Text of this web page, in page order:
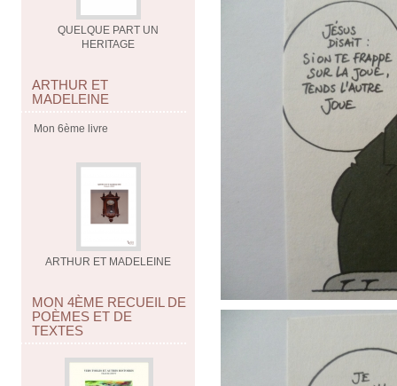
QUELQUE PART UN
HERITAGE
ARTHUR ET
MADELEINE
Mon 6ème livre
ARTHUR ET MADELEINE
MON 4ÈME RECUEIL DE
POÈMES ET DE
TEXTES